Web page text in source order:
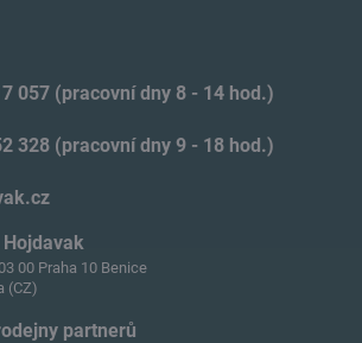
057 (pracovní dny 8 - 14 hod​.)
328 (pracovní dny 9 - 18 hod​.)
00 Praha 10 Benice
(CZ)
partnerů